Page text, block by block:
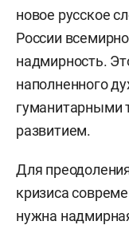
новое русское
России
надмирность.
наполненного
гуманитарными
развитием.
Для
кризиса
нужна